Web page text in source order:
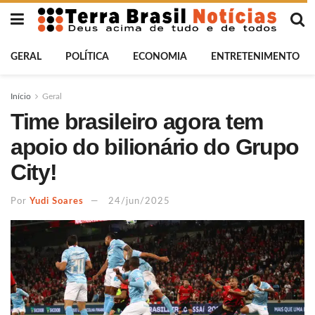
GERAL POLÍTICA ECONOMIA ENTRETENIMENTO
Início Geral
Time brasileiro agora tem
apoio do bilionário do Grupo
City!
Por Yudi Soares 24/jun/2025